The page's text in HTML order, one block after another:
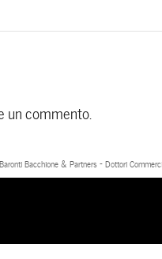
un commento.
Bacchione & Partners - Dottori